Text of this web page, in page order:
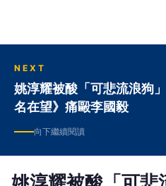
NEXT
姚淳耀被酸「可悲流浪狗
名在望》痛毆李國毅
向下繼續閱讀